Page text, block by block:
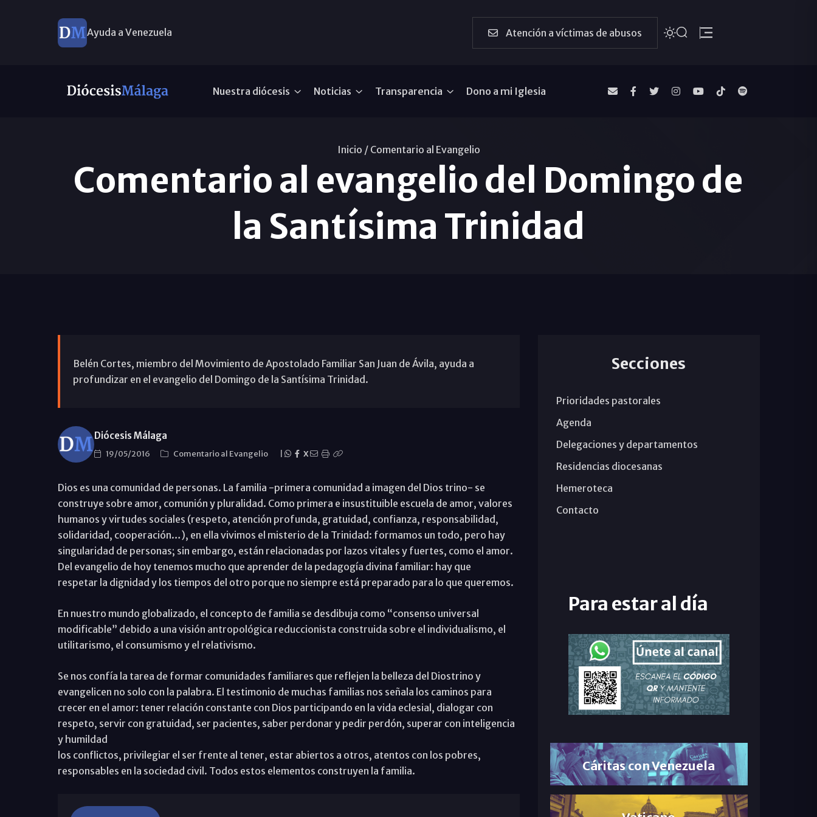
Ayuda a Venezuela Atención a víctimas de abusos
Nuestra diócesis Noticias Transparencia Dono a mi Iglesia
Inicio / Comentario al Evangelio
Comentario al evangelio del Domingo de
la Santísima Trinidad
Belén Cortes, miembro del Movimiento de Apostolado Familiar San Juan de Ávila, ayuda a
profundizar en el evangelio del Domingo de la Santísima Trinidad.
Diócesis Málaga
19/05/2016 Comentario al Evangelio X
Dios es una comunidad de personas. La familia -primera comunidad a imagen del Dios trino- se
construye sobre amor, comunión y pluralidad. Como primera e insustituible escuela de amor, valores
humanos y virtudes sociales (respeto, atención profunda, gratuidad, confianza, responsabilidad,
solidaridad, cooperación…), en ella vivimos el misterio de la Trinidad: formamos un todo, pero hay
singularidad de personas; sin embargo, están relacionadas por lazos vitales y fuertes, como el amor.
Del evangelio de hoy tenemos mucho que aprender de la pedagogía divina familiar: hay que
respetar la dignidad y los tiempos del otro porque no siempre está preparado para lo que queremos.
En nuestro mundo globalizado, el concepto de familia se desdibuja como “consenso universal
modificable” debido a una visión antropológica reduccionista construida sobre el individualismo, el
utilitarismo, el consumismo y el relativismo.
Se nos confía la tarea de formar comunidades familiares que reflejen la belleza del Diostrino y
evangelicen no solo con la palabra. El testimonio de muchas familias nos señala los caminos para
crecer en el amor: tener relación constante con Dios participando en la vida eclesial, dialogar con
respeto, servir con gratuidad, ser pacientes, saber perdonar y pedir perdón, superar con inteligencia
y humildad
los conflictos, privilegiar el ser frente al tener, estar abiertos a otros, atentos con los pobres,
responsables en la sociedad civil. Todos estos elementos construyen la familia.
Secciones
Prioridades pastorales
Agenda
Delegaciones y departamentos
Residencias diocesanas
Hemeroteca
Contacto
Para estar al día
Cáritas con Venezuela